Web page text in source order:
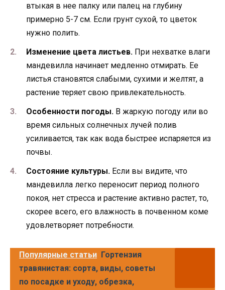
втыкая в нее палку или палец на глубину
примерно 5-7 см. Если грунт сухой, то цветок
нужно полить.
Изменение цвета листьев. При нехватке влаги
мандевилла начинает медленно отмирать. Ее
листья становятся слабыми, сухими и желтят, а
растение теряет свою привлекательность.
Особенности погоды. В жаркую погоду или во
время сильных солнечных лучей полив
усиливается, так как вода быстрее испаряется из
почвы.
Состояние культуры. Если вы видите, что
мандевилла легко переносит период полного
покоя, нет стресса и растение активно растет, то,
скорее всего, его влажность в почвенном коме
удовлетворяет потребности.
Популярные статьи Гортензия
травянистая: сорта, виды, советы
по посадке и уходу, обрезка,